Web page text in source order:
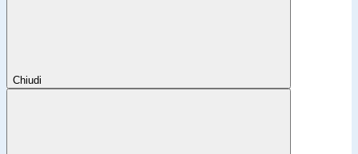
Chiudi